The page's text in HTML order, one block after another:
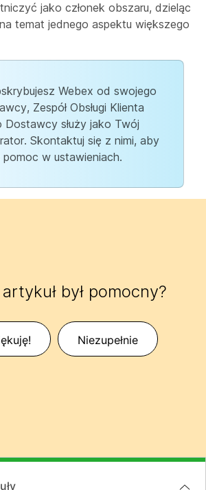
jako członek obszaru, dzieląc
temat jednego aspektu większego
Webex od swojego
Zespół Obsługi Klienta
Dostawcy służy jako Twój
Skontaktuj się z nimi, aby
w ustawieniach.
był pomocny?
Niezupełnie